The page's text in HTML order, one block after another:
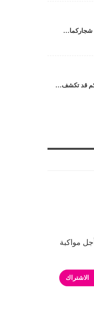
قد تكشف…
مواكبة
الاشتراك